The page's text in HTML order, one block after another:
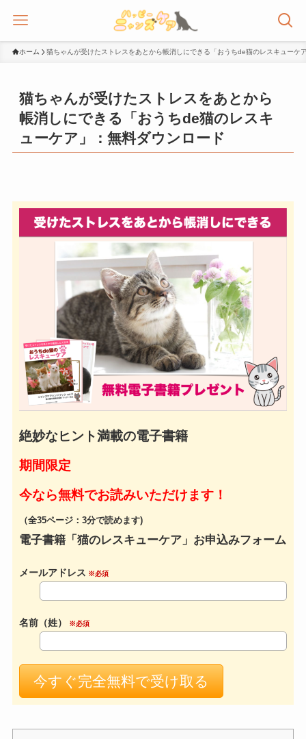
ホーム 猫ちゃんが受けたストレスをあとから帳消しにできる「おうちde猫のレスキューケ
猫ちゃんが受けたストレスをあとから
帳消しにできる「おうちde猫のレスキ
ューケア」：無料ダウンロード
絶妙なヒント満載の電子書籍
期間限定
今なら無料でお読みいただけます！
（全35ページ：3分で読めます)
電子書籍「猫のレスキューケア」お申込みフォーム
メールアドレス ※必須
名前（姓） ※必須